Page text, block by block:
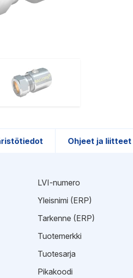
Ohjeet ja liitteet
LVI-numero
Yleisnimi (ERP)
Tarkenne (ERP)
Tuotemerkki
Tuotesarja
Pikakoodi